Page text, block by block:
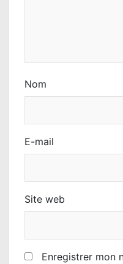
Nom
E-mail
Site web
Enregistrer mon